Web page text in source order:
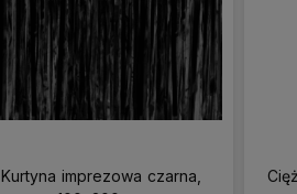
Kurtyna imprezowa czarna,